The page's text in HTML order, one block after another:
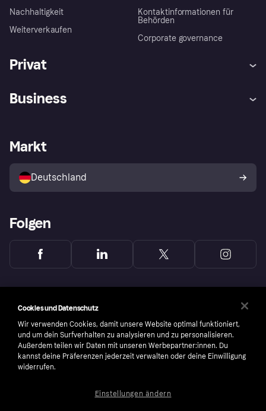
Nachhaltigkeit
Weiterverkaufen
Kontaktinformationen für
Behörden
Corporate governance
Privat
Klarna App
Shops entdecken
Käuferschutzrichtlinie
Dein Widerrufsrecht
Business
Händlerportal
Markt
Deutschland
Folgen
Cookies und Datenschutz
Wir verwenden Cookies, damit unsere Website optimal funktioniert,
und um dein Surfverhalten zu analysieren und zu personalisieren.
Außerdem teilen wir Daten mit unseren Werbepartner:innen. Du
kannst deine Präferenzen jederzeit verwalten oder deine Einwilligung
widerrufen.
Einstellungen ändern